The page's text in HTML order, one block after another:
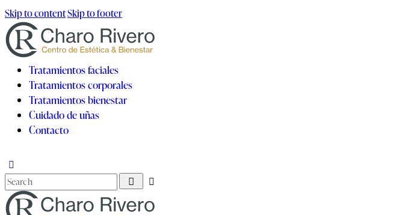
Skip to contentSkip to footer
Tratamientos faciales
Tratamientos corporales
Tratamientos bienestar
Cuidado de uñas
Contacto